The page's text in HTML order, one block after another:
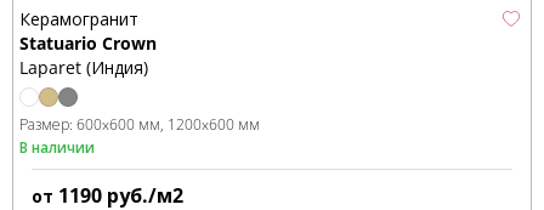
Керамогранит
Statuario Crown
Laparet (Индия)
Размер: 600x600 мм 1200x600 мм
В наличии
от 1190 руб./м2